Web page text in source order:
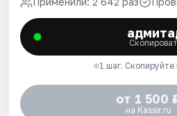
1 шаг.
от 1 500
на Kassir.ru